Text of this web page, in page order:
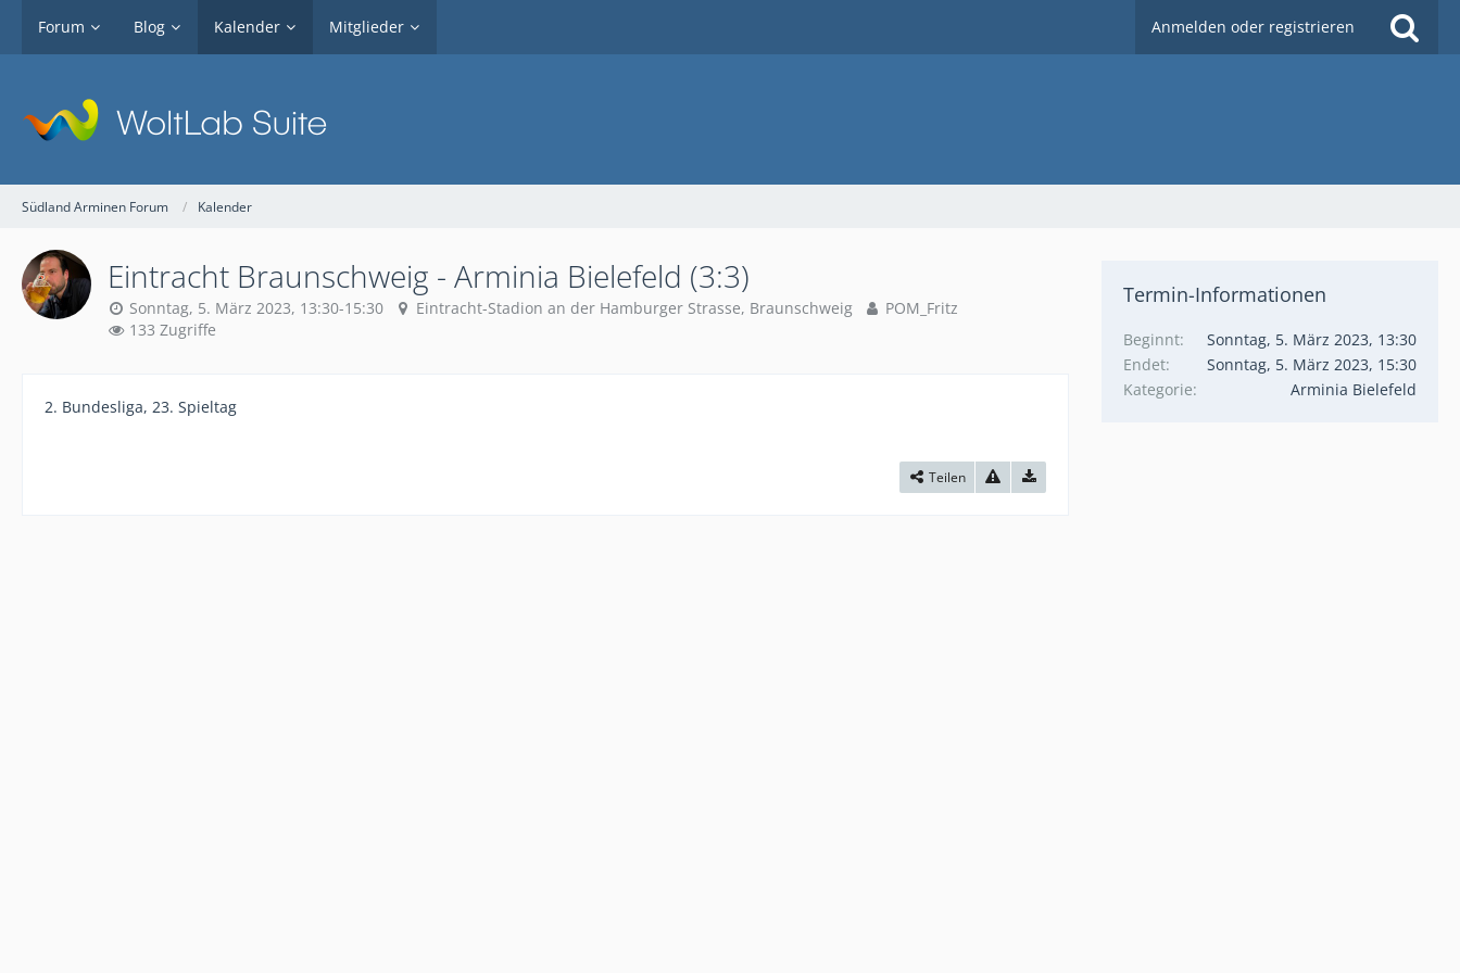
Forum Blog Kalender Mitglieder Anmelden oder registrieren
Südland Arminen Forum Kalender
Eintracht Braunschweig - Arminia Bielefeld (3:3)
Sonntag, 5. März 2023, 13:30-15:30 Eintracht-Stadion an der Hamburger Strasse, Braunschweig
POM_Fritz
133 Zugriffe
2. Bundesliga, 23. Spieltag
Teilen
Termin-Informationen
Beginnt
Sonntag, 5. März 2023, 13:30
Endet
Sonntag, 5. März 2023, 15:30
Kategorie
Arminia Bielefeld